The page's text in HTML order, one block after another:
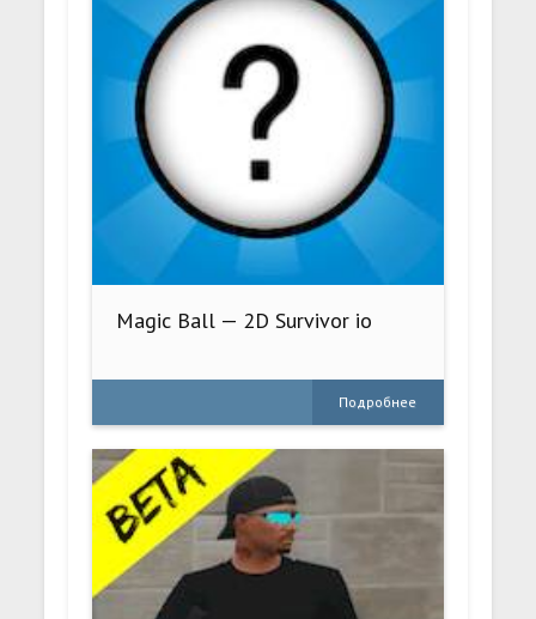
Magic Ball — 2D Survivor io
Подробнее